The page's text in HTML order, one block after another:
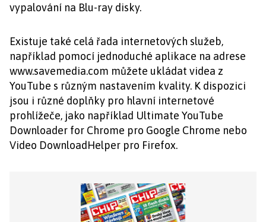
vypalování na Blu-ray disky.
Existuje také celá řada internetových služeb,
například pomocí jednoduché aplikace na adrese
www.savemedia.com můžete ukládat videa z
YouTube s různým nastavením kvality. K dispozici
jsou i různé doplňky pro hlavní internetové
prohlížeče, jako například Ultimate YouTube
Downloader for Chrome pro Google Chrome nebo
Video DownloadHelper pro Firefox.